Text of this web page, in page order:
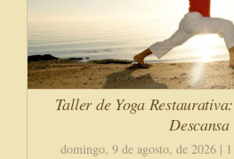
Taller de Yoga
Descansa
domingo, 9 de agosto, de 2026 |